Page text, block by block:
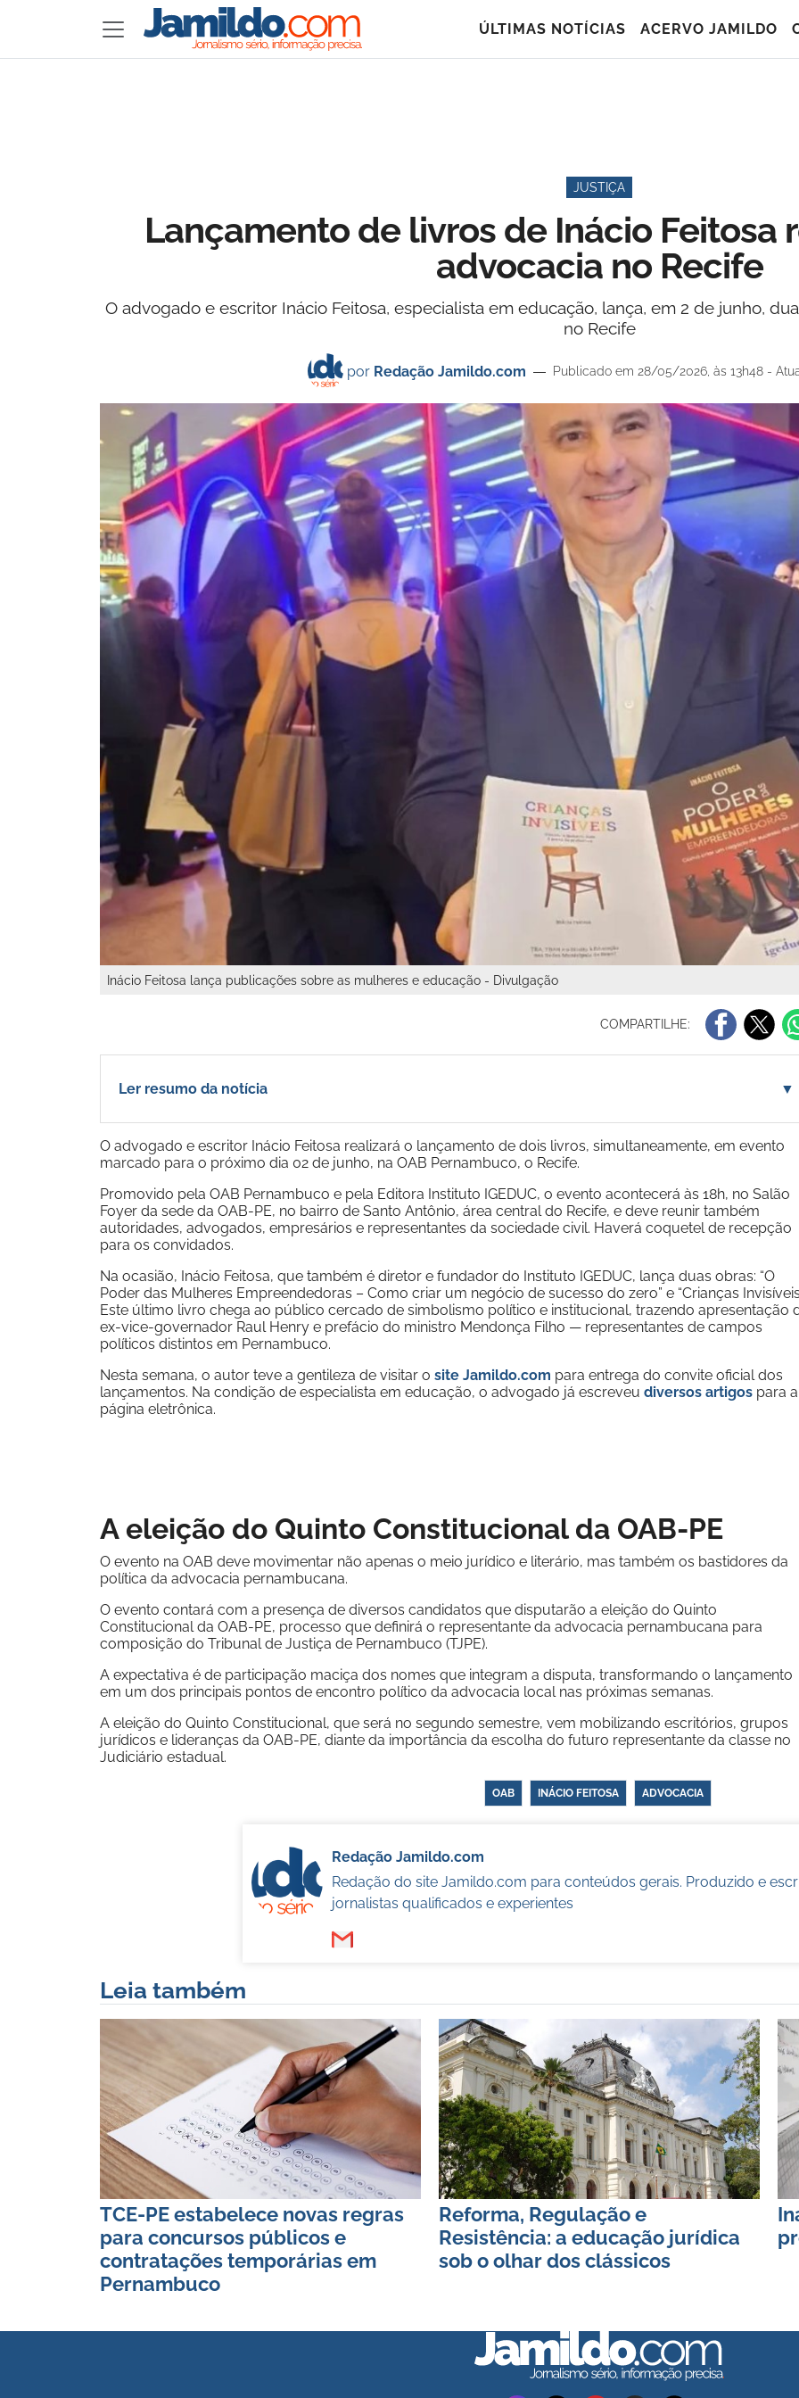
ÚLTIMAS NOTÍCIAS ACERVO JAMILDO
JUSTIÇA
Lançamento de livros de Inácio Feitosa
advocacia no Recife
O advogado e escritor Inácio Feitosa, especialista em educação, lança, em 2 de junho,
no Recife
por Redação Jamildo.com Publicado em 28/05/2026, às 13h48 -
Inácio Feitosa lança publicações sobre as mulheres e educação - Divulgação
COMPARTILHE:
Ler resumo da notícia ▼
O advogado e escritor Inácio Feitosa realizará o lançamento de dois livros, simultaneamente, em evento
marcado para o próximo dia 02 de junho, na OAB Pernambuco, o Recife.
Promovido pela OAB Pernambuco e pela Editora Instituto IGEDUC, o evento acontecerá às 18h, no Salão
Foyer da sede da OAB-PE, no bairro de Santo Antônio, área central do Recife, e deve reunir também
autoridades, advogados, empresários e representantes da sociedade civil. Haverá coquetel de recepção
para os convidados.
Na ocasião, Inácio Feitosa, que também é diretor e fundador do Instituto IGEDUC, lança duas obras: “O
Poder das Mulheres Empreendedoras – Como criar um negócio de sucesso do zero” e “Crianças
Este último livro chega ao público cercado de simbolismo político e institucional, trazendo apresentação
ex-vice-governador Raul Henry e prefácio do ministro Mendonça Filho — representantes de campos
políticos distintos em Pernambuco.
Nesta semana, o autor teve a gentileza de visitar o site Jamildo.com para entrega do convite oficial dos
lançamentos. Na condição de especialista em educação, o advogado já escreveu diversos artigos para a
página eletrônica.
A eleição do Quinto Constitucional da OAB-PE
O evento na OAB deve movimentar não apenas o meio jurídico e literário, mas também os bastidores da
política da advocacia pernambucana.
O evento contará com a presença de diversos candidatos que disputarão a eleição do Quinto
Constitucional da OAB-PE, processo que definirá o representante da advocacia pernambucana para
composição do Tribunal de Justiça de Pernambuco (TJPE).
A expectativa é de participação maciça dos nomes que integram a disputa, transformando o lançamento
em um dos principais pontos de encontro político da advocacia local nas próximas semanas.
A eleição do Quinto Constitucional, que será no segundo semestre, vem mobilizando escritórios, grupos
jurídicos e lideranças da OAB-PE, diante da importância da escolha do futuro representante da classe no
Judiciário estadual.
OAB INÁCIO FEITOSA ADVOCACIA
Redação Jamildo.com
Redação do site Jamildo.com para conteúdos gerais. Produzido e
jornalistas qualificados e experientes
Leia também
TCE-PE estabelece novas regras
para concursos públicos e
contratações temporárias em
Pernambuco
Reforma, Regulação e
Resistência: a educação jurídica
sob o olhar dos clássicos